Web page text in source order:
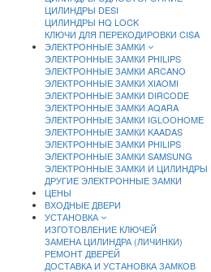
ЦИЛИНДРЫ DESI
ЦИЛИНДРЫ HQ LOCK
КЛЮЧИ ДЛЯ ПЕРЕКОДИРОВКИ CISA
ЭЛЕКТРОННЫЕ ЗАМКИ
ЭЛЕКТРОННЫЕ ЗАМКИ PHILIPS
ЭЛЕКТРОННЫЕ ЗАМКИ ARCANO
ЭЛЕКТРОННЫЕ ЗАМКИ XIAOMI
ЭЛЕКТРОННЫЕ ЗАМКИ DIRCODE
ЭЛЕКТРОННЫЕ ЗАМКИ AQARA
ЭЛЕКТРОННЫЕ ЗАМКИ IGLOOHOME
ЭЛЕКТРОННЫЕ ЗАМКИ KAADAS
ЭЛЕКТРОННЫЕ ЗАМКИ PHILIPS
ЭЛЕКТРОННЫЕ ЗАМКИ SAMSUNG
ЭЛЕКТРОННЫЕ ЗАМКИ И ЦИЛИНДРЫ
ДРУГИЕ ЭЛЕКТРОННЫЕ ЗАМКИ
ЦЕНЫ
ВХОДНЫЕ ДВЕРИ
УСТАНОВКА
ИЗГОТОВЛЕНИЕ КЛЮЧЕЙ
ЗАМЕНА ЦИЛИНДРА (ЛИЧИНКИ)
РЕМОНТ ДВЕРЕЙ
ДОСТАВКА И УСТАНОВКА ЗАМКОВ